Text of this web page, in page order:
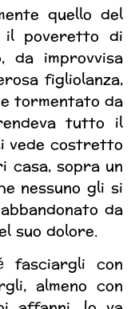
quello del
il poveretto di
improvvisa
figliolanza,
tormentato da
tutto il
vede costretto
casa, sopra un
nessuno gli si
da
suo dolore.
fasciargli con
almeno con